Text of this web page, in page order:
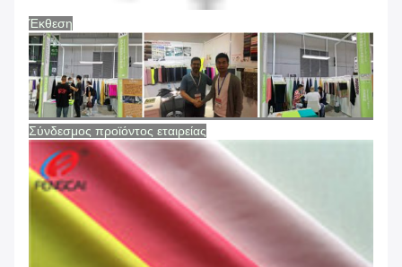
Έκθεση
Σύνδεσμος προϊόντος εταιρείας